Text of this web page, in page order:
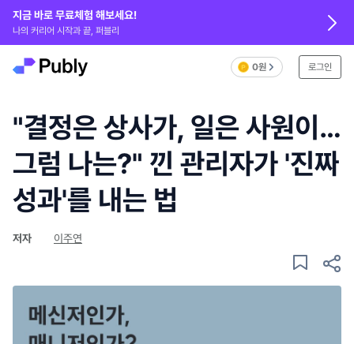
지금 바로 무료체험 해보세요!
나의 커리어 시작과 끝, 퍼블리
0원 로그인
"결정은 상사가, 일은 사원이…
그럼 나는?" 낀 관리자가 '진짜
성과'를 내는 법
저자 이주연